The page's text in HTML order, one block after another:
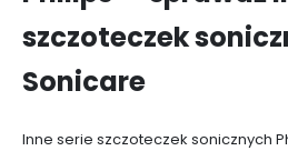
szczoteczek
Sonicare
Inne serie szczoteczek sonicznych